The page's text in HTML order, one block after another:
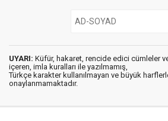
UYARI: Küfür, hakaret, rencide edici cümleler
içeren, imla kuralları ile yazılmamış,
Türkçe karakter kullanılmayan ve büyük
onaylanmamaktadır.